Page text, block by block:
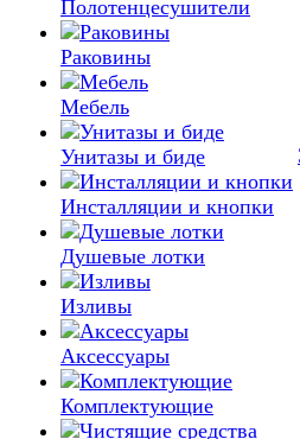
Полотенцесушители
Раковины
Мебель
Унитазы и биде
Инсталляции и кнопки
Душевые лотки
Изливы
Аксессуары
Комплектующие